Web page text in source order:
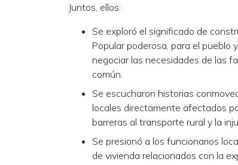
Juntos, ellos:
Se exploró el significado de
Popular poderosa, para el pueblo
negociar las necesidades de las
común.
Se escucharon historias
locales directamente afectados
barreras al transporte rural y la
Se presionó a los funcionarios
de vivienda relacionados con la